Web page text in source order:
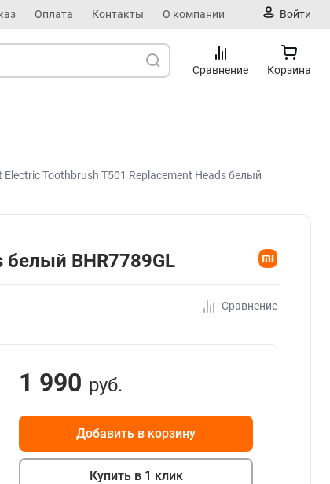
Оплата Контакты О компании Войти
Сравнение Корзина
Toothbrush T501 Replacement Heads белый
BHR7789GL
Сравнение
1 990 руб.
Добавить в корзину
Купить в 1 клик